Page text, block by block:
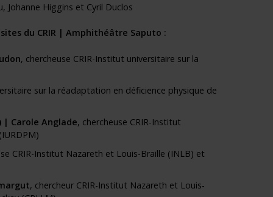
Johanne Higgins et Cyril Duclos
du CRIR | Amphithéâtre Saputo :
, chercheuse CRIR-Institut universitaire sur la
sur la réadaptation en déficience physique de
| Carole Anglade, chercheuse CRIR-Institut
CRIR-Institut Nazareth et Louis-Braille (INLB) et
, chercheur CRIR-Institut Nazareth et Louis-